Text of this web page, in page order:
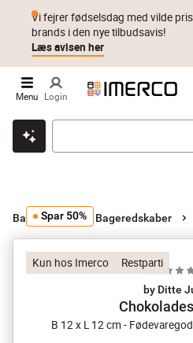
Klik & hent Byt i 1 år Prismatch
Vi fejrer fødselsdag med vilde
brands i den nye tilbudsavis!
Læs avisen her
Menu Login
Bageudstyr Bageredskaber
Kun hos Imerco Restparti
Spar 50%
by Ditte
B 12 x L 12 cm -